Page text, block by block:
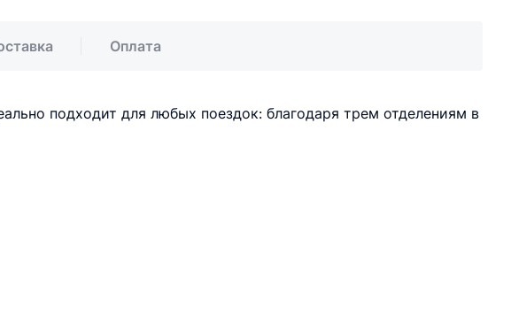
Оплата
подходит для любых поездок: благодаря трем отделениям в